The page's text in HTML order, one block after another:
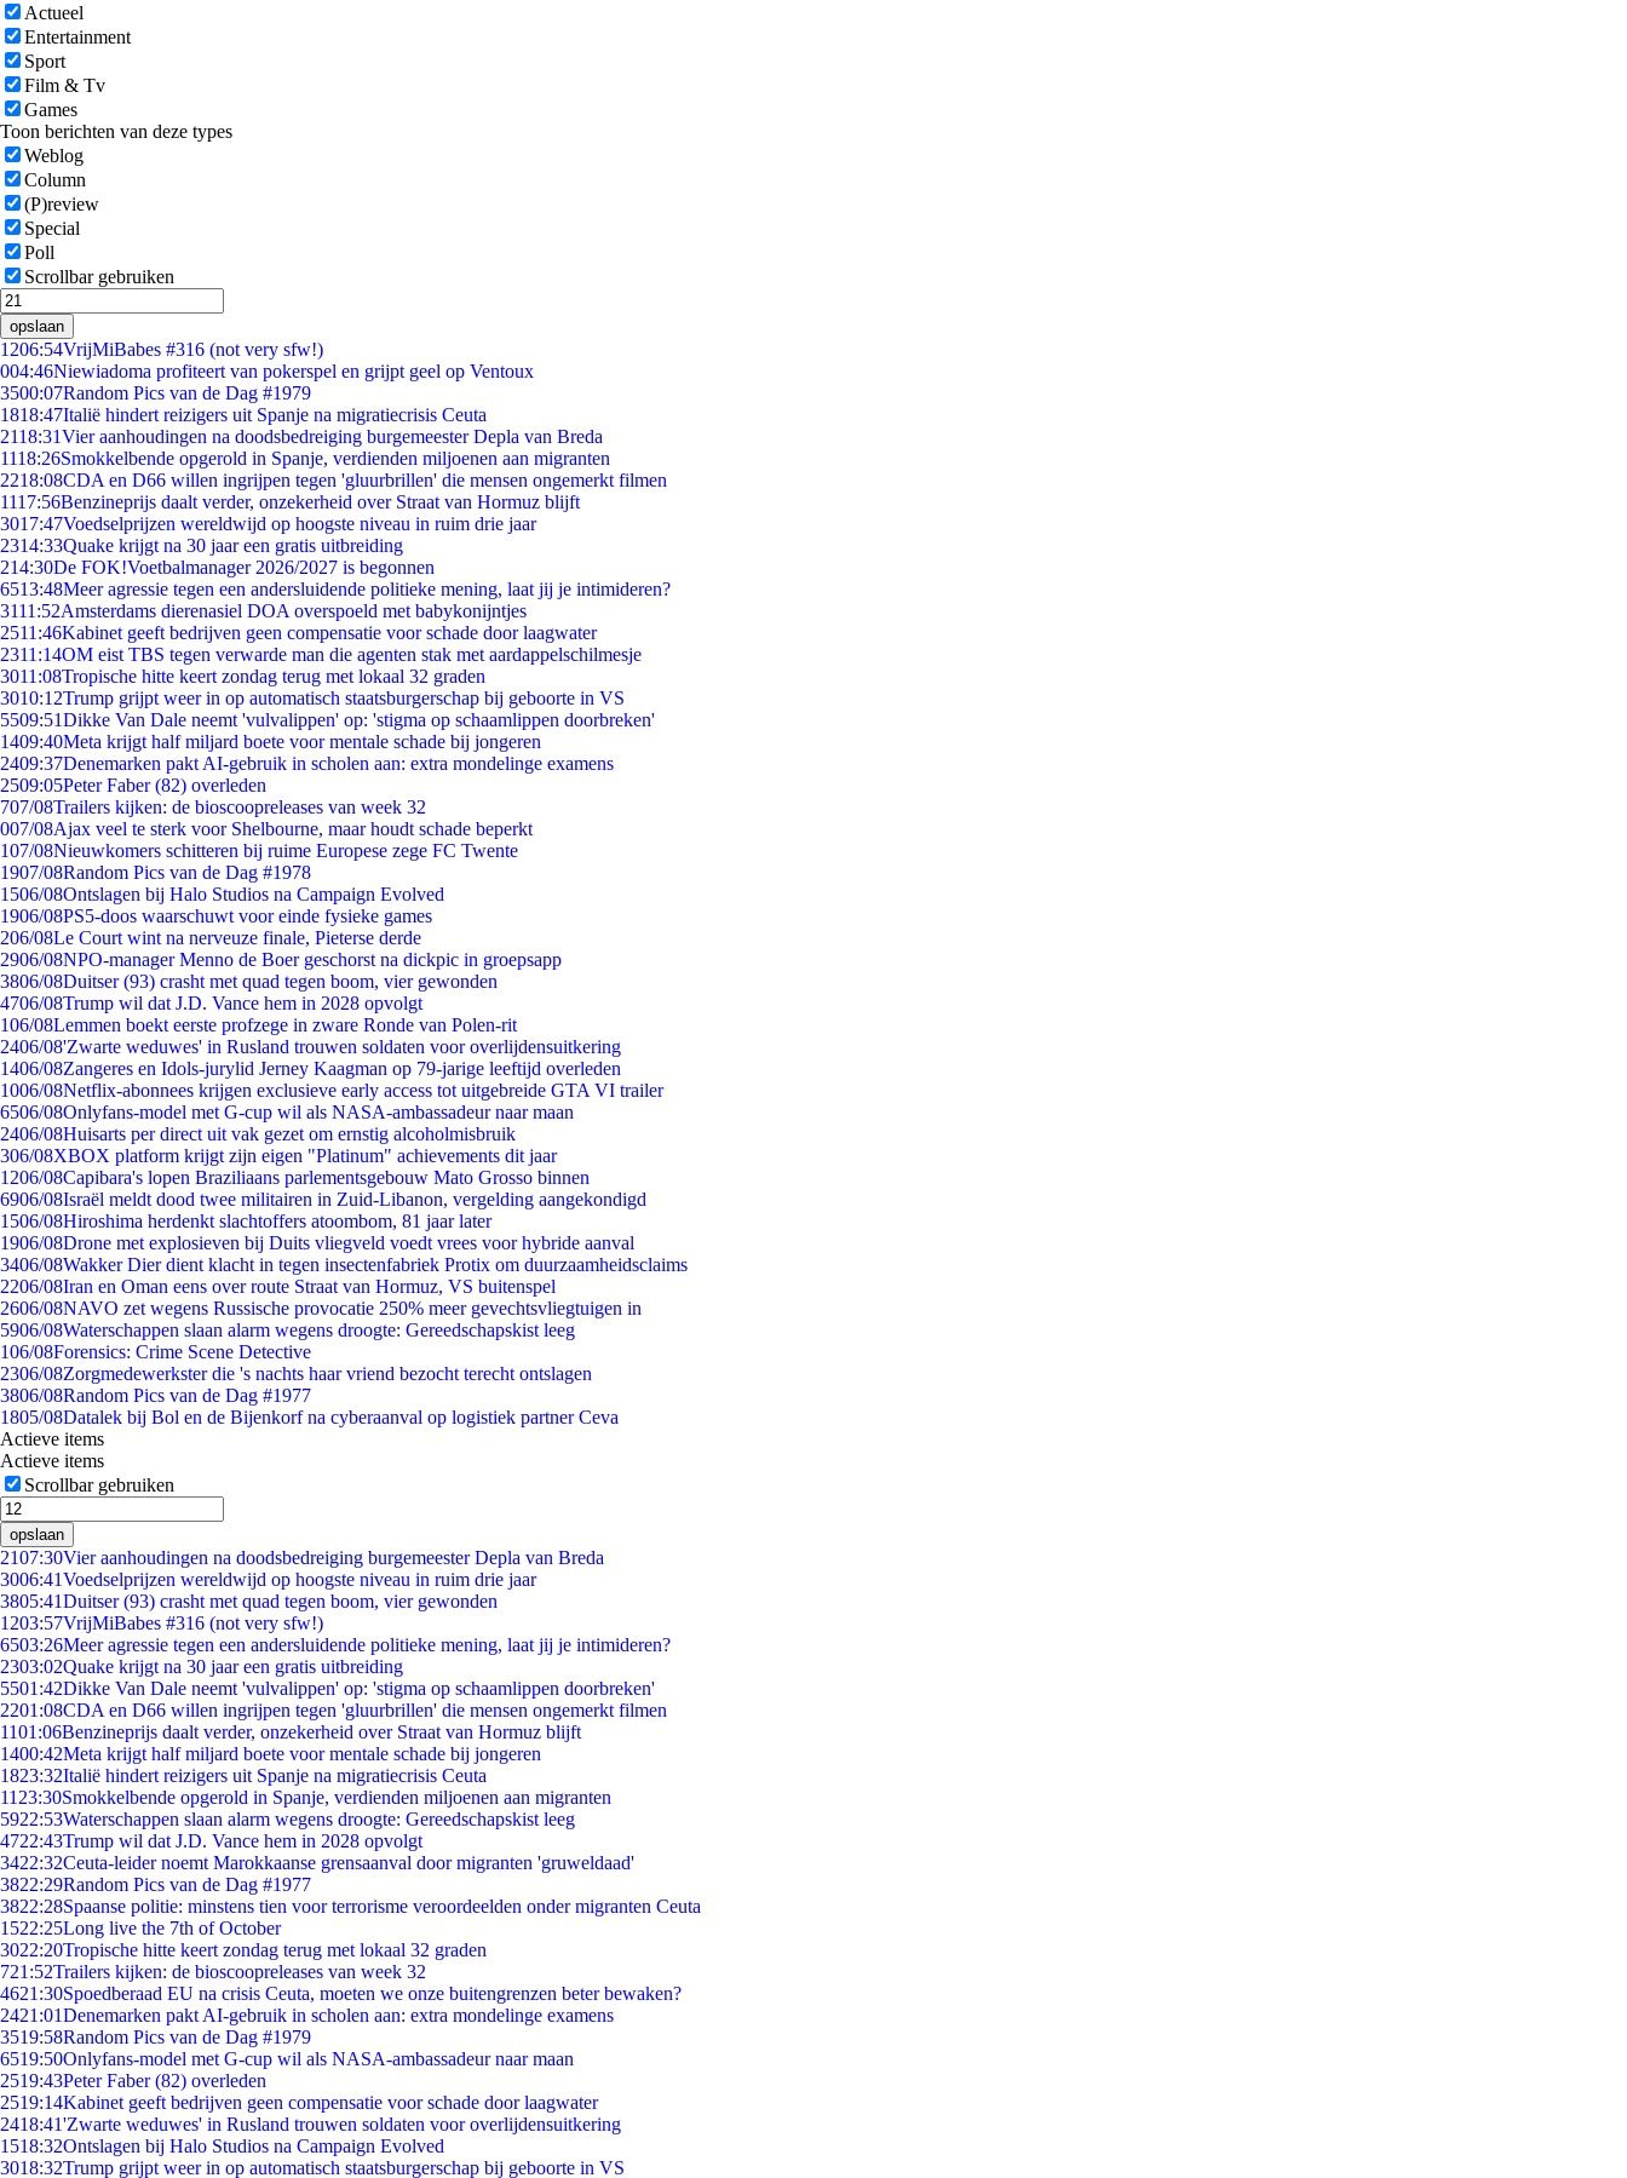
Actueel
Entertainment
Sport
Film & Tv
Games
Toon berichten van deze types
Weblog
Column
(P)review
Special
Poll
Scrollbar gebruiken
opslaan
1206:54VrijMiBabes #316 (not very sfw!)
004:46Niewiadoma profiteert van pokerspel en grijpt geel op Ventoux
3500:07Random Pics van de Dag #1979
1818:47Italië hindert reizigers uit Spanje na migratiecrisis Ceuta
2118:31Vier aanhoudingen na doodsbedreiging burgemeester Depla van Breda
1118:26Smokkelbende opgerold in Spanje, verdienden miljoenen aan migranten
2218:08CDA en D66 willen ingrijpen tegen 'gluurbrillen' die mensen ongemerkt filmen
1117:56Benzineprijs daalt verder, onzekerheid over Straat van Hormuz blijft
3017:47Voedselprijzen wereldwijd op hoogste niveau in ruim drie jaar
2314:33Quake krijgt na 30 jaar een gratis uitbreiding
214:30De FOK!Voetbalmanager 2026/2027 is begonnen
6513:48Meer agressie tegen een andersluidende politieke mening, laat jij je intimideren?
3111:52Amsterdams dierenasiel DOA overspoeld met babykonijntjes
2511:46Kabinet geeft bedrijven geen compensatie voor schade door laagwater
2311:14OM eist TBS tegen verwarde man die agenten stak met aardappelschilmesje
3011:08Tropische hitte keert zondag terug met lokaal 32 graden
3010:12Trump grijpt weer in op automatisch staatsburgerschap bij geboorte in VS
5509:51Dikke Van Dale neemt 'vulvalippen' op: 'stigma op schaamlippen doorbreken'
1409:40Meta krijgt half miljard boete voor mentale schade bij jongeren
2409:37Denemarken pakt AI-gebruik in scholen aan: extra mondelinge examens
2509:05Peter Faber (82) overleden
707/08Trailers kijken: de bioscoopreleases van week 32
007/08Ajax veel te sterk voor Shelbourne, maar houdt schade beperkt
107/08Nieuwkomers schitteren bij ruime Europese zege FC Twente
1907/08Random Pics van de Dag #1978
1506/08Ontslagen bij Halo Studios na Campaign Evolved
1906/08PS5-doos waarschuwt voor einde fysieke games
206/08Le Court wint na nerveuze finale, Pieterse derde
2906/08NPO-manager Menno de Boer geschorst na dickpic in groepsapp
3806/08Duitser (93) crasht met quad tegen boom, vier gewonden
4706/08Trump wil dat J.D. Vance hem in 2028 opvolgt
106/08Lemmen boekt eerste profzege in zware Ronde van Polen-rit
2406/08'Zwarte weduwes' in Rusland trouwen soldaten voor overlijdensuitkering
1406/08Zangeres en Idols-jurylid Jerney Kaagman op 79-jarige leeftijd overleden
1006/08Netflix-abonnees krijgen exclusieve early access tot uitgebreide GTA VI trailer
6506/08Onlyfans-model met G-cup wil als NASA-ambassadeur naar maan
2406/08Huisarts per direct uit vak gezet om ernstig alcoholmisbruik
306/08XBOX platform krijgt zijn eigen "Platinum" achievements dit jaar
1206/08Capibara's lopen Braziliaans parlementsgebouw Mato Grosso binnen
6906/08Israël meldt dood twee militairen in Zuid-Libanon, vergelding aangekondigd
1506/08Hiroshima herdenkt slachtoffers atoombom, 81 jaar later
1906/08Drone met explosieven bij Duits vliegveld voedt vrees voor hybride aanval
3406/08Wakker Dier dient klacht in tegen insectenfabriek Protix om duurzaamheidsclaims
2206/08Iran en Oman eens over route Straat van Hormuz, VS buitenspel
2606/08NAVO zet wegens Russische provocatie 250% meer gevechtsvliegtuigen in
5906/08Waterschappen slaan alarm wegens droogte: Gereedschapskist leeg
106/08Forensics: Crime Scene Detective
2306/08Zorgmedewerkster die 's nachts haar vriend bezocht terecht ontslagen
3806/08Random Pics van de Dag #1977
1805/08Datalek bij Bol en de Bijenkorf na cyberaanval op logistiek partner Ceva
Actieve items
Actieve items
Scrollbar gebruiken
opslaan
2107:30Vier aanhoudingen na doodsbedreiging burgemeester Depla van Breda
3006:41Voedselprijzen wereldwijd op hoogste niveau in ruim drie jaar
3805:41Duitser (93) crasht met quad tegen boom, vier gewonden
1203:57VrijMiBabes #316 (not very sfw!)
6503:26Meer agressie tegen een andersluidende politieke mening, laat jij je intimideren?
2303:02Quake krijgt na 30 jaar een gratis uitbreiding
5501:42Dikke Van Dale neemt 'vulvalippen' op: 'stigma op schaamlippen doorbreken'
2201:08CDA en D66 willen ingrijpen tegen 'gluurbrillen' die mensen ongemerkt filmen
1101:06Benzineprijs daalt verder, onzekerheid over Straat van Hormuz blijft
1400:42Meta krijgt half miljard boete voor mentale schade bij jongeren
1823:32Italië hindert reizigers uit Spanje na migratiecrisis Ceuta
11 23:30Smokkelbende opgerold in Spanje, verdienden miljoenen aan migranten
5922:53Waterschappen slaan alarm wegens droogte: Gereedschapskist leeg
4722:43Trump wil dat J.D. Vance hem in 2028 opvolgt
3422:32Ceuta-leider noemt Marokkaanse grensaanval door migranten 'gruweldaad'
3822:29Random Pics van de Dag #1977
3822:28Spaanse politie: minstens tien voor terrorisme veroordeelden onder migranten Ceuta
1522:25Long live the 7th of October
3022:20Tropische hitte keert zondag terug met lokaal 32 graden
721:52Trailers kijken: de bioscoopreleases van week 32
4621:30Spoedberaad EU na crisis Ceuta, moeten we onze buitengrenzen beter bewaken?
2421:01Denemarken pakt AI-gebruik in scholen aan: extra mondelinge examens
3519:58Random Pics van de Dag #1979
6519:50Onlyfans-model met G-cup wil als NASA-ambassadeur naar maan
2519:43Peter Faber (82) overleden
2519:14Kabinet geeft bedrijven geen compensatie voor schade door laagwater
2418:41'Zwarte weduwes' in Rusland trouwen soldaten voor overlijdensuitkering
1518:32Ontslagen bij Halo Studios na Campaign Evolved
3018:32Trump grijpt weer in op automatisch staatsburgerschap bij geboorte in VS